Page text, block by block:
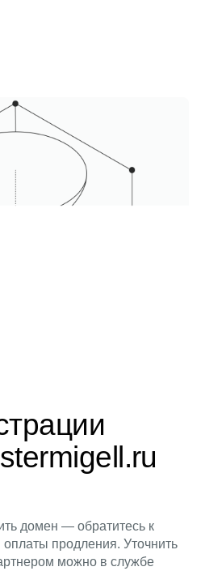
домен — обратитесь к
продления. Уточнить
можно в службе